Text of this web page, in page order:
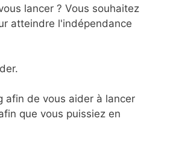
lancer ? Vous souhaitez
atteindre l'indépendance
afin de vous aider à lancer
que vous puissiez en